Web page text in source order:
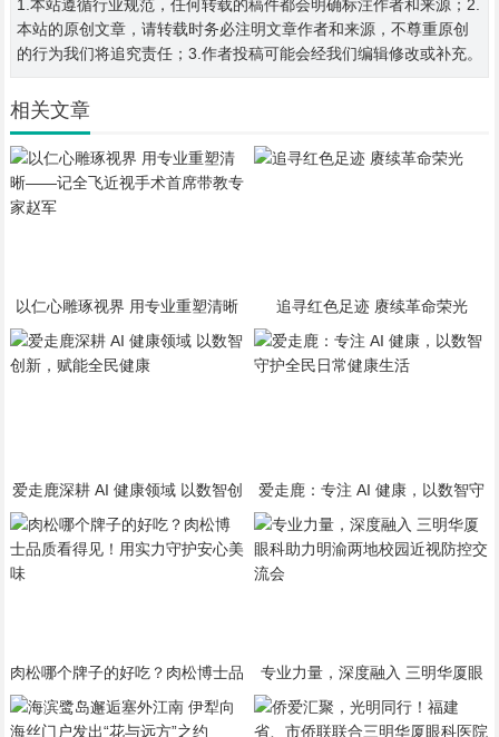
1.本站遵循行业规范，任何转载的稿件都会明确标注作者和来源；2.
本站的原创文章，请转载时务必注明文章作者和来源，不尊重原创
的行为我们将追究责任；3.作者投稿可能会经我们编辑修改或补充。
相关文章
以仁心雕琢视界 用专业重塑清晰
——记全飞近视手术首席带教专家
赵军
追寻红色足迹 赓续革命荣光
爱走鹿深耕 AI 健康领域 以数智创
爱走鹿：专注 AI 健康，以数智守
肉松哪个牌子的好吃？肉松博士品
质看得见！用实力守护安心美味
专业力量，深度融入 三明华厦眼
科助力明渝两地校园近视防控交流
会